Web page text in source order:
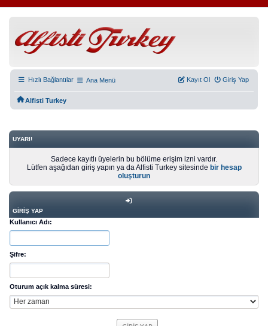
Hızlı Bağlantılar Ana Menü Giriş Yap
Kayıt Ol
Alfisti Turkey
UYARI!
Sadece kayıtlı üyelerin bu bölüme erişim izni vardır.
Lütfen aşağıdan giriş yapın ya da Alfisti Turkey sitesinde bir hesap
oluşturun
GIRIŞ YAP
Kullanıcı Adı:
Şifre:
Oturum açık kalma süresi: